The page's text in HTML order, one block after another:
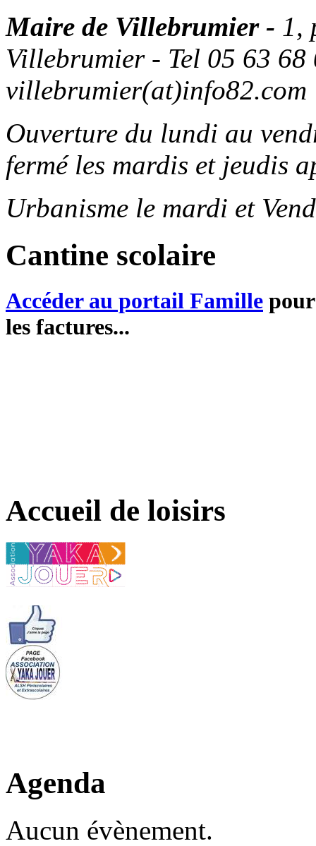
Maire de Villebrumier - 1,
Villebrumier - Tel 05 63
villebrumier(at)info82.com
Ouverture du lundi au
fermé les mardis et jeudis
Urbanisme le mardi et
Cantine scolaire
Accéder au portail Famille
les factures...
Accueil de loisirs
Agenda
Aucun évènement.